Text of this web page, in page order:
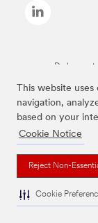
This website
navigation,
based on your
Cookie Notice
Reject Non-
Cookie
De